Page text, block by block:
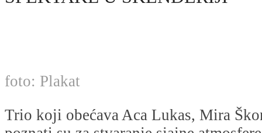
foto: Plakat
Trio koji obećava Aca Lukas, Mira